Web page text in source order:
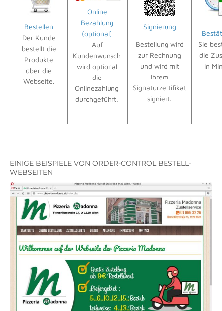
Bestellen
Der Kunde
bestellt die
Produkte
über die
Webseite.
Online
Bezahlung
(optional)
Auf
Kundenwunsch
wird optional
die
Onlinezahlung
durchgeführt.
Signierung
Bestellung wird
zur Rechnung
und wird mit
Ihrem
Signaturzertifikat
signiert.
Sie
die
in
EINIGE BEISPIELE VON ORDER-CONTROL BESTELL-
WEBSEITEN